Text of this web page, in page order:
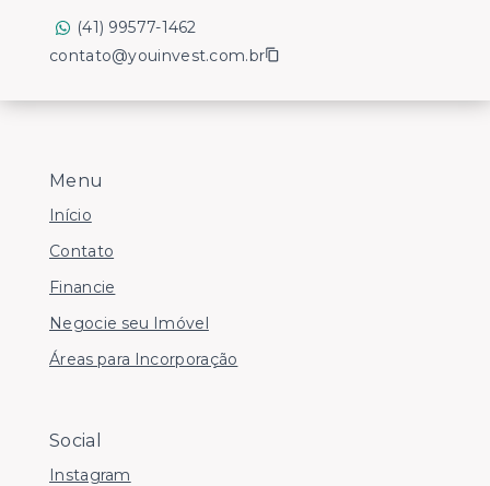
Menu
Início
Contato
Financie
Negocie seu Imóvel
Áreas para Incorporação
Social
Instagram
(41) 99577-1462
contato@youinvest.com.br